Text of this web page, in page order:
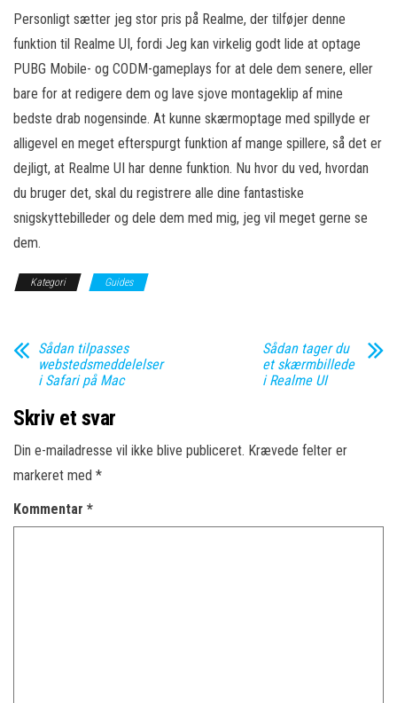
Personligt sætter jeg stor pris på Realme, der tilføjer denne
funktion til Realme UI, fordi Jeg kan virkelig godt lide at optage
PUBG Mobile- og CODM-gameplays for at dele dem senere, eller
bare for at redigere dem og lave sjove montageklip af mine
bedste drab nogensinde. At kunne skærmoptage med spillyde er
alligevel en meget efterspurgt funktion af mange spillere, så det er
dejligt, at Realme UI har denne funktion. Nu hvor du ved, hvordan
du bruger det, skal du registrere alle dine fantastiske
snigskyttebilleder og dele dem med mig, jeg vil meget gerne se
dem.
Kategori Guides
Sådan tilpasses
webstedsmeddelelser
i Safari på Mac
Sådan tager du
et skærmbillede
i Realme UI
Skriv et svar
Din e-mailadresse vil ikke blive publiceret. Krævede felter er
markeret med *
Kommentar *